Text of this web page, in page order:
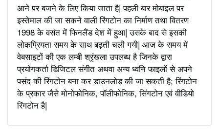
आने पर बजने के लिए किया जाता है| पहली बार मोबाइल पर
इस्तेमाल की जा सकने वाली रिंगटोन का निर्माण तथा वितरण
1998 के वसंत में फिनलैंड देश में हुआ| उसके बाद से इसकी
लोकप्रियता समय के साथ बढ़ती चली गयी| आज के समय में
वेबसाइटों की एक लम्बी श्रृंखला उपलब्ध है जिनके द्वारा
प्रयोगकर्ता डिजिटल संगीत अथवा अन्य ध्वनि फाइलों से अपने
पसंद की रिंगटोन बना कर डाउनलोड की जा सकती है; रिंगटोन
के प्रकार जैसे मोनोफोनिक, पॉलीफोनिक, सिंगटोन एवं वीडियो
रिंगटोन है|